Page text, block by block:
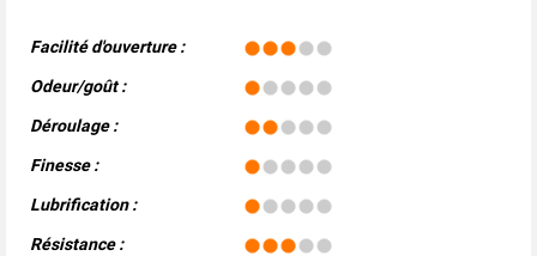
Facilité d'ouverture :
Odeur/goût :
Déroulage :
Finesse :
Lubrification :
Résistance :